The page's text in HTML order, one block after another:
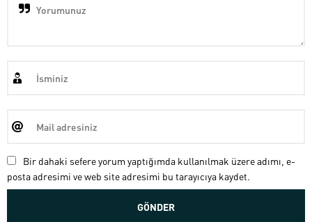
Bir dahaki sefere yorum yaptığımda kullanılmak üzere adımı, e-
posta adresimi ve web site adresimi bu tarayıcıya kaydet.